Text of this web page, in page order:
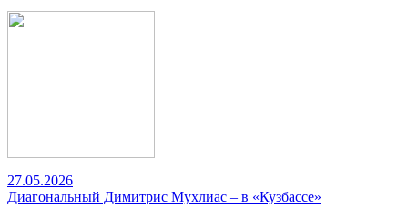
27.05.2026
Диагональный Димитрис Мухлиас – в «Кузбассе»